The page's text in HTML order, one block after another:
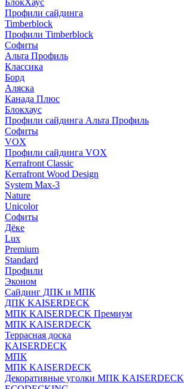
БлокХаус
Профили сайдинга
Timberblock
Профили Timberblock
Софиты
Альта Профиль
Классика
Борд
Аляска
Канада Плюс
Блокхаус
Профили сайдинга Альта Профиль
Софиты
VOX
Профили сайдинга VOX
Kerrafront Classic
Kerrafront Wood Design
System Max-3
Nature
Unicolor
Софиты
Дёке
Lux
Premium
Standard
Профили
Эконом
Сайдинг ДПК и МПК
ДПК KAISERDECK
МПК KAISERDECK Премиум
МПК KAISERDECK
Террасная доска
KAISERDECK
МПК
МПК KAISERDECK
Декоративные уголки МПК KAISERDECK